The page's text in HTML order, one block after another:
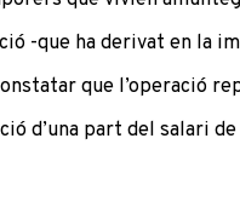
-que ha derivat en la
que l’operació
d’una part del salari